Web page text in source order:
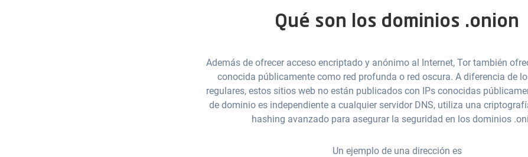
Qué son los dominios .onion
Además de ofrecer acceso encriptado y anónimo al Internet, Tor también
conocida públicamente como red profunda o red oscura. A diferencia de
regulares, estos sitios web no están publicados con IPs conocidas
de dominio es independiente a cualquier servidor DNS, utiliza una
hashing avanzado para asegurar la seguridad en los dominios
Un ejemplo de una dirección es